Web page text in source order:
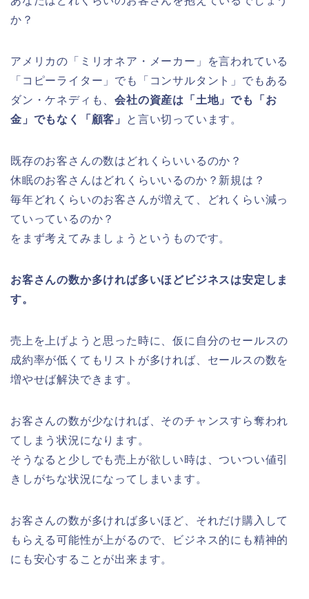
か？
アメリカの「ミリオネア・メーカー」を言われている
「コピーライター」でも「コンサルタント」でもある
ダン・ケネディも、会社の資産は「土地」でも「お
金」でもなく「顧客」
と言い切っています。
既存のお客さんの数はどれくらいいるのか？
休眠のお客さんはどれくらいいるのか？新規は？
毎年どれくらいのお客さんが増えて、どれくらい減っ
ていっているのか？
をまず考えてみましょうというものです。
お客さんの数か多ければ多いほどビジネスは安定しま
す。
売上を上げようと思った時に、仮に自分のセールスの
成約率が低くてもリストが多ければ、セールスの数を
増やせば解決できます。
お客さんの数が少なければ、そのチャンスすら奪われ
てしまう状況になります。
そうなると少しでも売上が欲しい時は、ついつい値引
きしがちな状況になってしまいます。
お客さんの数が多ければ多いほど、それだけ購入して
もらえる可能性が上がるので、ビジネス的にも精神的
にも安心することが出来ます。